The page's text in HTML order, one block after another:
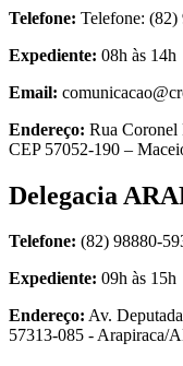
Telefone: Telefone: (82)
Expediente: 08h às 14h
Email:
Endereço: Rua Coronel
CEP 57052-190 –
Delegacia
Telefone: (82) 98880-
Expediente: 09h às 15h
Endereço: Av.
57313-085 - Arapiraca/